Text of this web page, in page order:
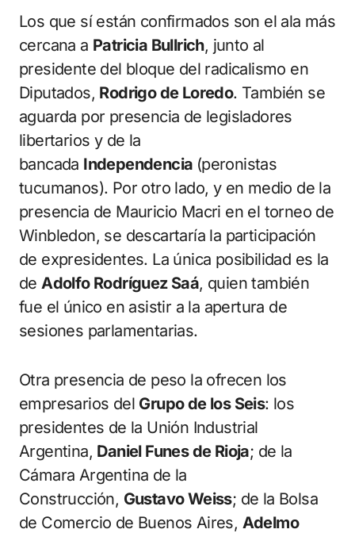
Los que sí están confirmados son el ala más
cercana a Patricia Bullrich, junto al
presidente del bloque del radicalismo en
Diputados, Rodrigo de Loredo. También se
aguarda por presencia de legisladores
libertarios y de la
bancada Independencia (peronistas
tucumanos). Por otro lado, y en medio de la
presencia de Mauricio Macri en el torneo de
Winbledon, se descartaría la participación
de expresidentes. La única posibilidad es la
deAdolfo Rodríguez Saá, quien también
fue el único en asistir a la apertura de
sesiones parlamentarias.
Otra presencia de peso la ofrecen los
empresarios del Grupo de los Seis: los
presidentes de la Unión Industrial
Argentina, Daniel Funes de Rioja; de la
Cámara Argentina de la
Construcción, Gustavo Weiss; de la Bolsa
de Comercio de Buenos Aires, Adelmo